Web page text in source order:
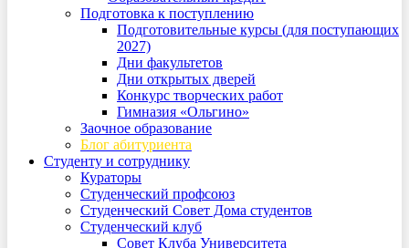
Подготовка к поступлению
Подготовительные курсы (для поступающих
2027)
Дни факультетов
Дни открытых дверей
Конкурс творческих работ
Гимназия «Ольгино»
Заочное образование
Блог абитуриента
Студенту и сотруднику
Кураторы
Студенческий профсоюз
Студенческий Совет Дома студентов
Студенческий клуб
Совет Клуба Университета